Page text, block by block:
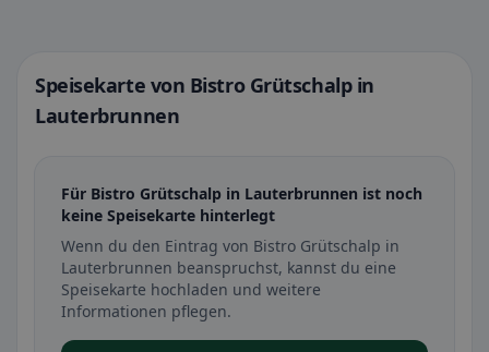
Speisekarte von Bistro Grütschalp in
Lauterbrunnen
Für Bistro Grütschalp in Lauterbrunnen ist noch
keine Speisekarte hinterlegt
Wenn du den Eintrag von Bistro Grütschalp in
Lauterbrunnen beanspruchst, kannst du eine
Speisekarte hochladen und weitere
Informationen pflegen.